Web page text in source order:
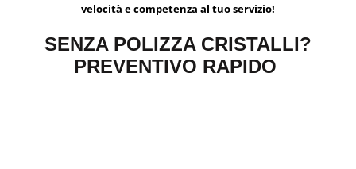
velocità e competenza al tuo servizio!
SENZA POLIZZA CRISTALLI?
PREVENTIVO RAPIDO